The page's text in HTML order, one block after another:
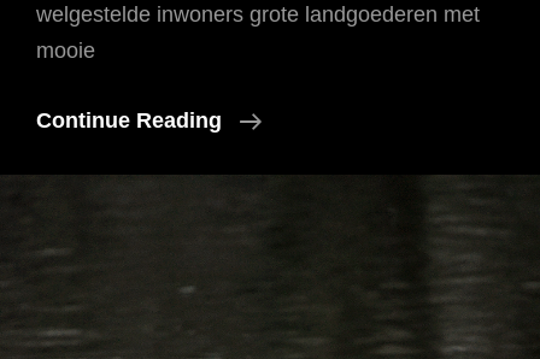
welgestelde inwoners grote landgoederen met
mooie
Continue Reading
Kasteel